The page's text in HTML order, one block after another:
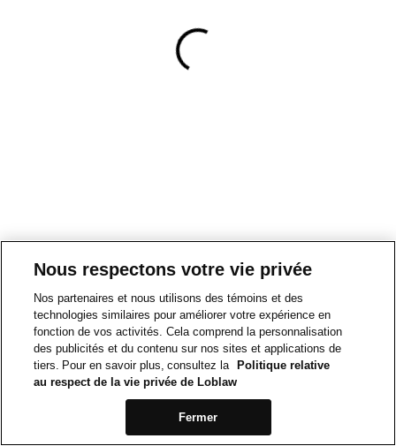
Nous respectons votre vie privée
Nos partenaires et nous utilisons des témoins et des
technologies similaires pour améliorer votre expérience en
fonction de vos activités. Cela comprend la personnalisation
des publicités et du contenu sur nos sites et applications de
tiers. Pour en savoir plus, consultez la
Politique relative
au respect de la vie privée de Loblaw
Fermer